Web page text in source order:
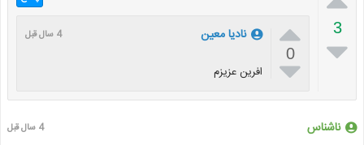
3


0

نادیا معین 4 سال قبل
افرین عزیزم
ناشناس 4 سال قبل